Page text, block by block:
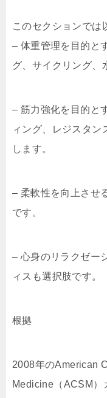
このセクションで
– 体重管理を目的と
グ、サイクリング、
– 筋力強化を目的と
ィング、レジスタン
します。
– 柔軟性を向上させ
です。
– 心身のリラクゼー
ィスも選択肢です。
根拠
2008年のAmerican
Medicine（ACSM）